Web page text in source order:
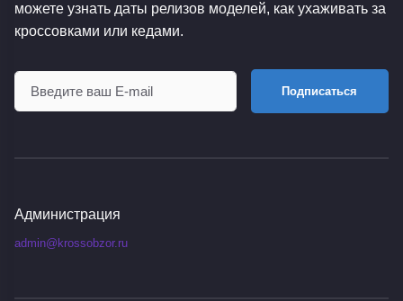
можете узнать даты релизов моделей, как ухаживать за
кроссовками или кедами.
Подписаться
Администрация
admin@krossobzor.ru